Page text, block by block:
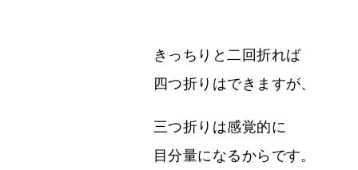
きっちりと二回折れば
四つ折りはできますが、
三つ折りは感覚的に
目分量になるからです。